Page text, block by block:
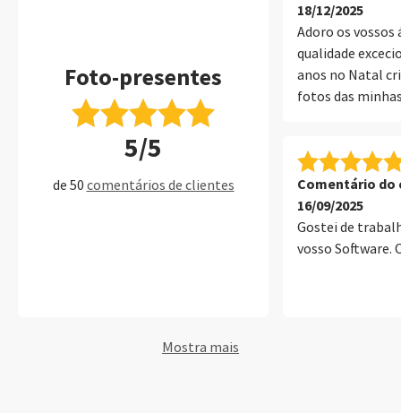
Foto-presentes
5/5
de 50 comentários de clientes
18/12/2025
Adoro os
qualidade
anos no Natal
fotos das
Comentário do
16/09/2025
Gostei de
vosso Software.
Mostra mais